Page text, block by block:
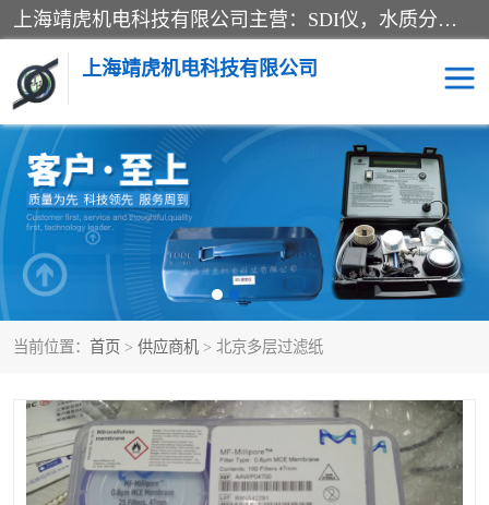
上海靖虎机电科技有限公司主营：SDI仪，水质分析仪，水质检测仪产品；上海靖虎机电科技有限公司在专业制造和研发等方面的强大的平台优势，利用自身在自动化仪表、自控系统及环保监测仪器的专长，以优良的技术，优越的产品质量和良好的服务质量与广大客户真诚合作。
上海靖虎机电科技有限公司
当前位置： 首页 > 供应商机 > 北京多层过滤纸
SDI仪 过滤膜过滤纸
PH电导测试笔 水质分析仪
水质检测仪 电导测试笔
PH电导测试仪